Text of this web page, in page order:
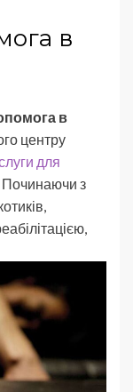
в
в
центру
для
з